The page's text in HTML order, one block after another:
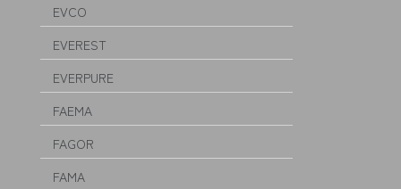
EVCO
EVEREST
EVERPURE
FAEMA
FAGOR
FAMA